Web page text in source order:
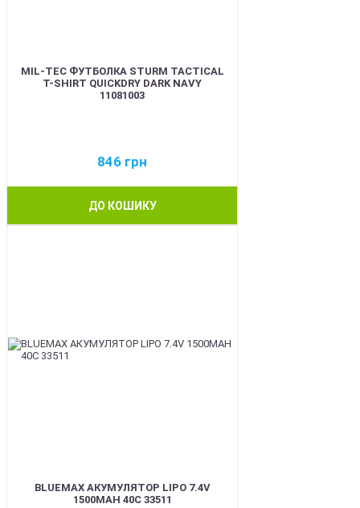
MIL-TEC ФУТБОЛКА STURM TACTICAL
T-SHIRT QUICKDRY DARK NAVY
11081003
846 грн
ДО КОШИКУ
BLUEMAX АКУМУЛЯТОР LIPO 7.4V
1500MAH 40C 33511